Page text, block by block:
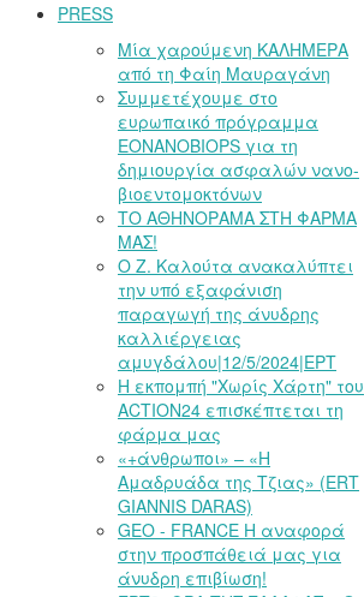
PRESS
Μία χαρούμενη ΚΑΛΗΜΕΡΑ
από τη Φαίη Μαυραγάνη
Συμμετέχουμε στο
ευρωπαικό πρόγραμμα
EONANOBIOPS για τη
δημιουργία ασφαλών νανο-
βιοεντομοκτόνων
ΤΟ ΑΘΗΝΟΡΑΜΑ ΣΤΗ ΦΑΡΜΑ
ΜΑΣ!
Ο Ζ. Καλούτα ανακαλύπτει
την υπό εξαφάνιση
παραγωγή της άνυδρης
καλλιέργειας
αμυγδάλου|12/5/2024|ΕΡΤ
Η εκπομπή "Χωρίς Χάρτη" του
ACTION24 επισκέπτεται τη
φάρμα μας
«+άνθρωποι» – «Η
Αμαδρυάδα της Τζιας» (ERT
GIANNIS DARAS)
GEO - FRANCE Η αναφορά
στην προσπάθειά μας για
άνυδρη επιβίωση!